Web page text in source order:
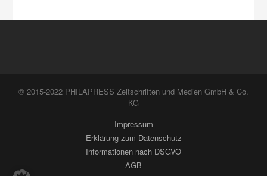
© 2015-2022 PHILAPRESS Zeitschriften und Medien GmbH & Co.
KG
Impressum
Erklärung zum Datenschutz
Informationen nach DSGVO
AGB